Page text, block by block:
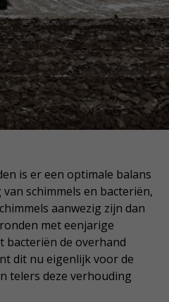
is er een optimale balans
schimmels en bacteriën,
aanwezig zijn dan
met eenjarige
bacteriën de overhand
dit nu eigenlijk voor de
telers deze verhouding